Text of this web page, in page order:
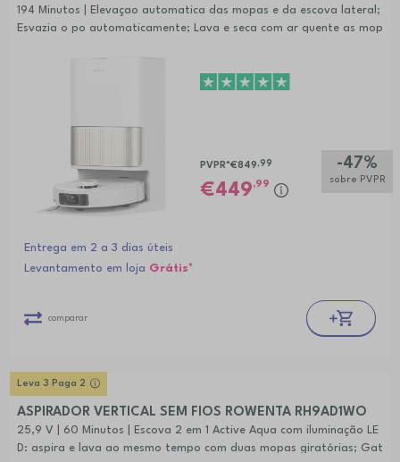
194 Minutos | Elevaçao automatica das mopas e da escova lateral;
Esvazia o po automaticamente; Lava e seca com ar quente as mop
-47%
sobre PVPR
PVPR*€849 ,99
449,99
Entrega em 2 a 3 dias úteis
Levantamento em loja Grátis*
comparar
Leva 3 Paga 2
ASPIRADOR VERTICAL SEM FIOS ROWENTA RH9AD1WO
25,9 V | 60 Minutos | Escova 2 em 1 Active Aqua com iluminação LE
D: aspira e lava ao mesmo tempo com duas mopas giratórias; Gat